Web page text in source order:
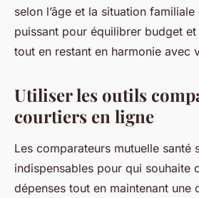
selon l’âge et la situation
puissant pour équilibrer budget
tout en restant en harmonie avec
Utiliser les outils
courtiers en ligne
Les comparateurs mutuelle santé
indispensables pour qui souhaite
dépenses tout en maintenant une